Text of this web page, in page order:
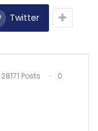
Twitter
28171 Posts
0